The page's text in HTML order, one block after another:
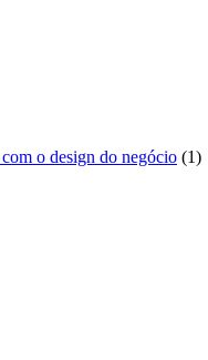
o design do negócio 11